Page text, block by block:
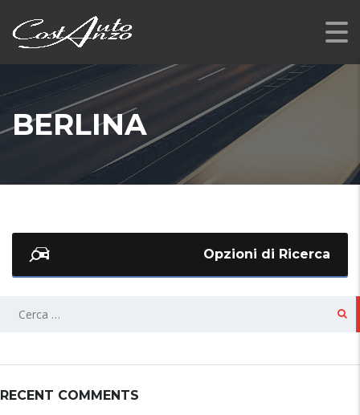
BERLINA
Opzioni di Ricerca
RECENT COMMENTS